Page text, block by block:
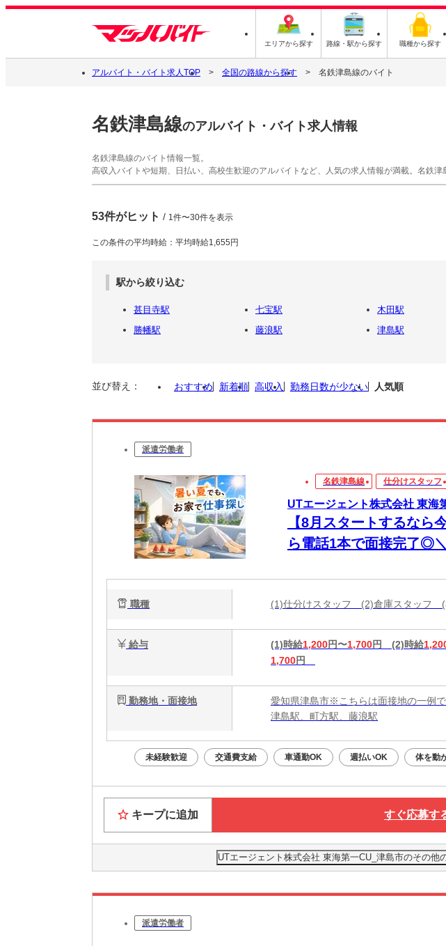
エリアから探す 路線・駅から探す 職種から探す
アルバイト・バイト求人TOP 全国の路線から探す 名鉄津島線のバイト
名鉄津島線のアルバイト・バイト求人情報
名鉄津島線のバイト情報一覧。
高収入バイトや短期、日払い、高校生歓迎のアルバイトなど、人気の求人情報が満載。名鉄津
53件がヒット / 1件〜30件を表示
この条件の平均時給：平均時給1,655円
駅から絞り込む
甚目寺駅 七宝駅 木田駅
勝幡駅
藤浪駅 津島駅
並び替え： おすすめ 新着順 高収入 勤務日数が少ない 人気順
派遣労働者
名鉄津島線 仕分けスタッフ
UTエージェント株式会社 東海
【8月スタートするなら
ら電話1本で面接完了◎
職種 (1)仕分けスタッフ (2)倉庫スタッフ
給与 (1)時給1,200円〜1,700円 (2)時給
1,700円
勤務地・面接地
愛知県津島市※こちらは面接地の一例
津島駅、町方駅、藤浪駅
未経験歓迎 交通費支給 車通勤OK 週払いOK 体を動
キープに追加 すぐ応募す
UTエージェント株式会社 東海第一CU_津島市のその他
派遣労働者